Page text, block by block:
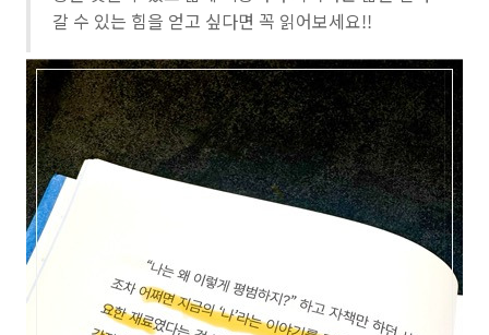
갈 수 있는 힘을 얻고 싶다면 꼭 읽어보세요!!